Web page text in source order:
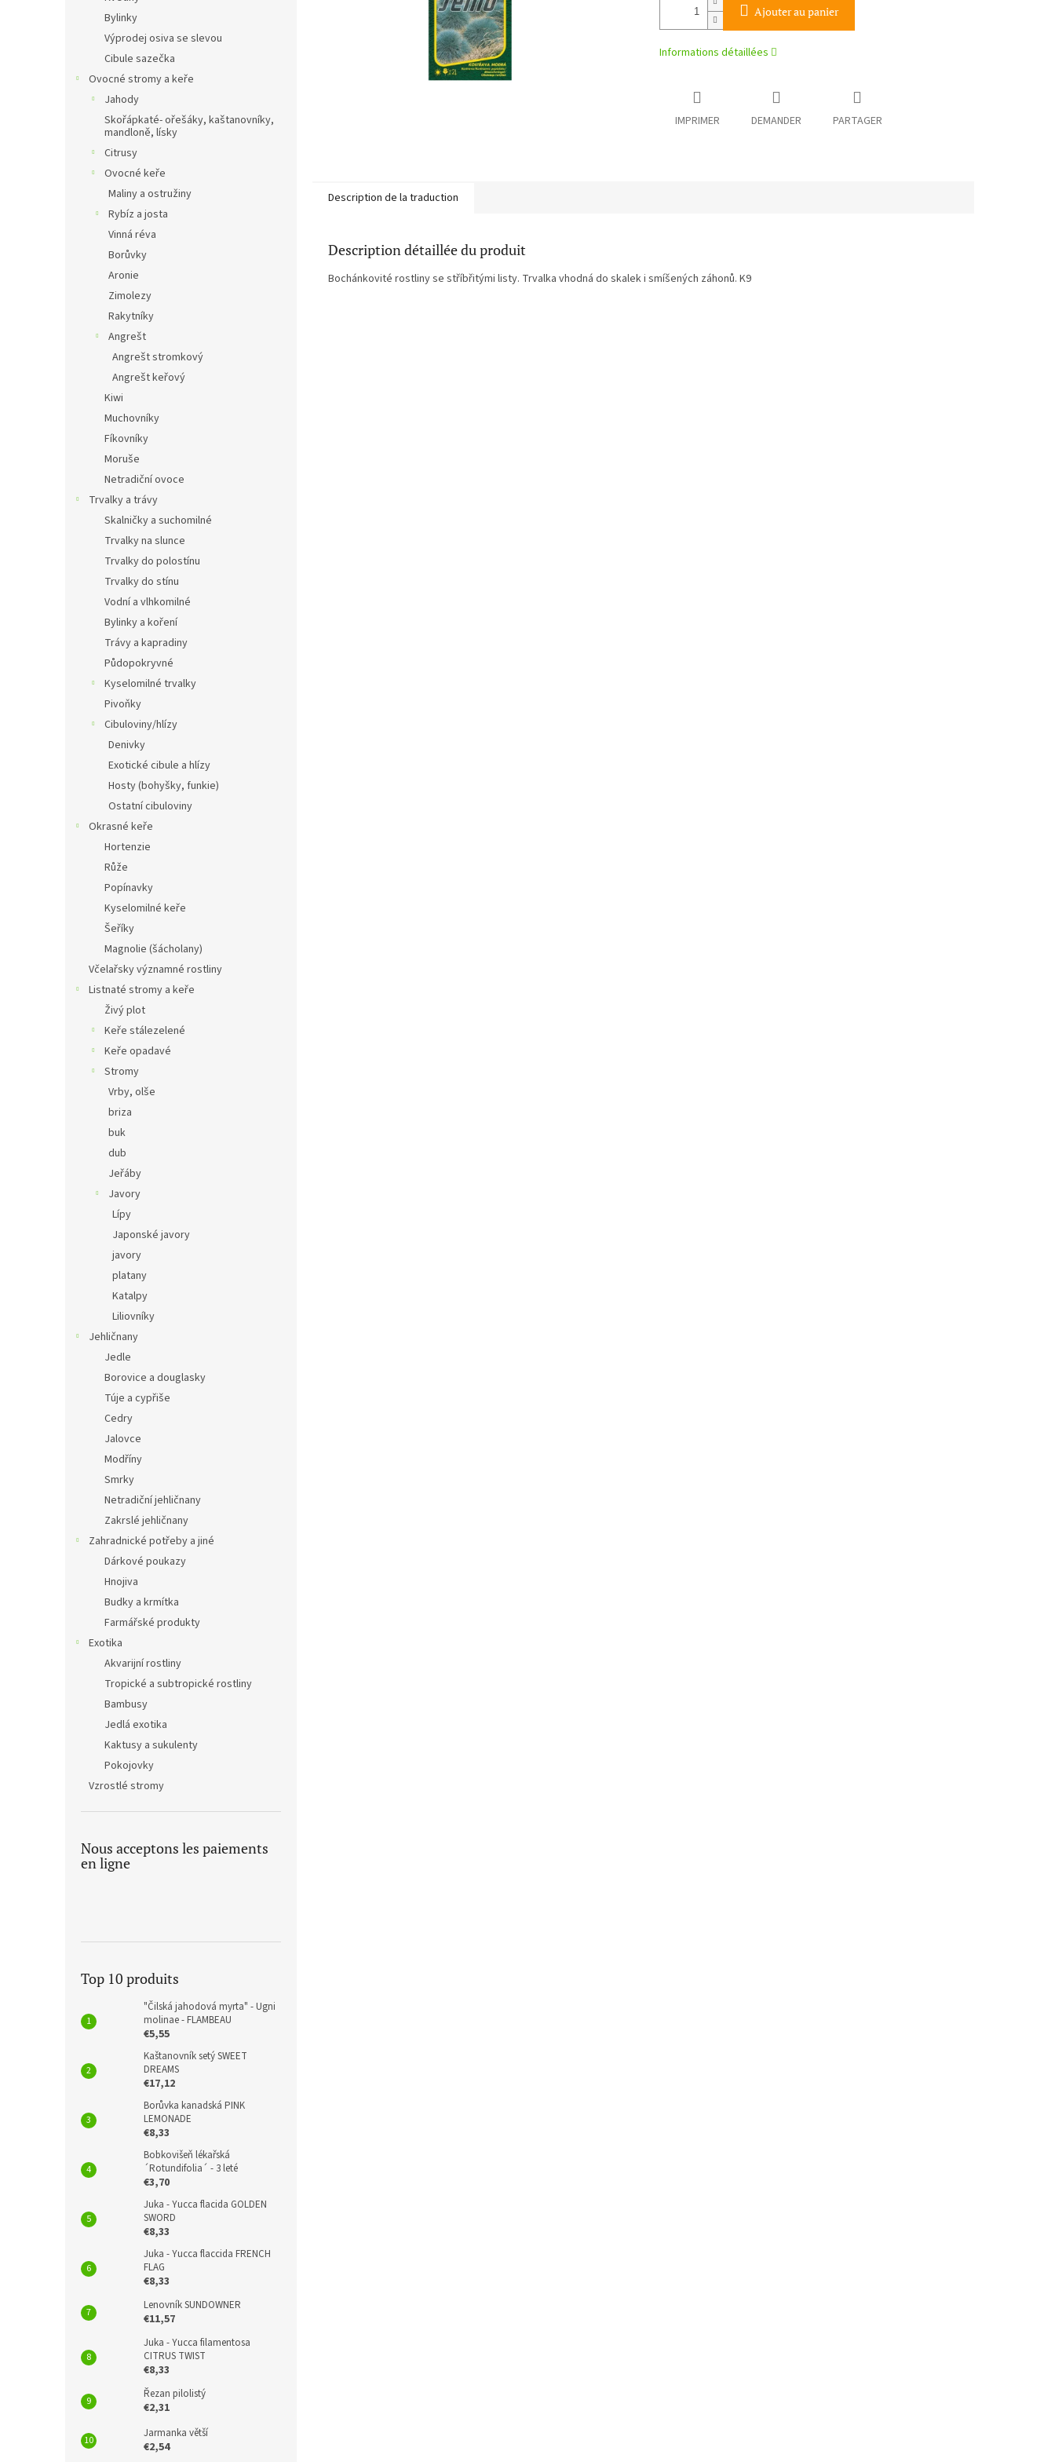
Bylinky
Výprodej osiva se slevou
Cibule sazečka
Ovocné stromy a keře
Jahody
Skořápkaté- ořešáky, kaštanovníky,
mandloně, lísky
Citrusy
Ovocné keře
Maliny a ostružiny
Rybíz a josta
Vinná réva
Borůvky
Aronie
Zimolezy
Rakytníky
Angrešt
Angrešt stromkový
Angrešt keřový
Kiwi
Muchovníky
Fíkovníky
Moruše
Netradiční ovoce
Trvalky a trávy
Skalničky a suchomilné
Trvalky na slunce
Trvalky do polostínu
Trvalky do stínu
Vodní a vlhkomilné
Bylinky a koření
Trávy a kapradiny
Půdopokryvné
Kyselomilné trvalky
Pivoňky
Cibuloviny/hlízy
Denivky
Exotické cibule a hlízy
Hosty (bohyšky, funkie)
Ostatní cibuloviny
Okrasné keře
Hortenzie
Růže
Popínavky
Kyselomilné keře
Šeříky
Magnolie (šácholany)
Včelařsky významné rostliny
Listnaté stromy a keře
Živý plot
Keře stálezelené
Keře opadavé
Stromy
Vrby, olše
briza
buk
dub
Jeřáby
Javory
Lípy
Japonské javory
javory
platany
Katalpy
Liliovníky
Jehličnany
Jedle
Borovice a douglasky
Túje a cypřiše
Cedry
Jalovce
Modříny
Smrky
Netradiční jehličnany
Zakrslé jehličnany
Zahradnické potřeby a jiné
Dárkové poukazy
Hnojiva
Budky a krmítka
Farmářské produkty
Exotika
Akvarijní rostliny
Tropické a subtropické rostliny
Bambusy
Jedlá exotika
Kaktusy a sukulenty
Pokojovky
Vzrostlé stromy
Nous acceptons les paiements
en ligne
Top 10 produits
"Čilská jahodová myrta" - Ugni
molinae - FLAMBEAU
€5,55
Kaštanovník setý SWEET
DREAMS
€17,12
Borůvka kanadská PINK
LEMONADE
€8,33
Bobkovišeň lékařská
´Rotundifolia´ - 3 leté
€3,70
Juka - Yucca flacida GOLDEN
SWORD
€8,33
Juka - Yucca flaccida FRENCH
FLAG
€8,33
Lenovník SUNDOWNER
€11,57
Juka - Yucca filamentosa
CITRUS TWIST
€8,33
Řezan pilolistý
€2,31
Jarmanka větší
€2,54
Ajouter au panier
Informations détaillées
IMPRIMER DEMANDER PARTAGER
Description de la traduction
Description détaillée du produit
Bochánkovité rostliny se stříbřitými listy. Trvalka vhodná do skalek i smíšených záhonů. K9